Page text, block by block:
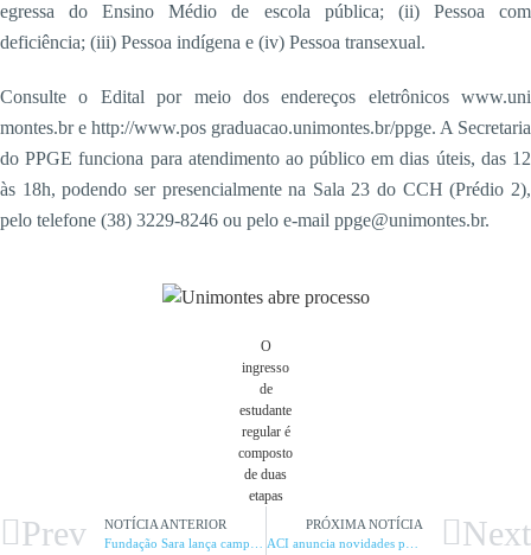
egressa do Ensino Médio de escola pública; (ii) Pessoa com
deficiência; (iii) Pessoa indígena e (iv) Pessoa transexual.
Consulte o Edital por meio dos endereços eletrônicos www.uni
montes.br e http://www.pos graduacao.unimontes.br/ppge. A Secretaria
do PPGE funciona para atendimento ao público em dias úteis, das 12
às 18h, podendo ser presencialmente na Sala 23 do CCH (Prédio 2),
pelo telefone (38) 3229-8246 ou pelo e-mail ppge@unimontes.br.
O
ingresso
de
estudante
regular é
composto
de duas
etapas
Prev
NOTÍCIA ANTERIOR
PRÓXIMA NOTÍCIA
Next